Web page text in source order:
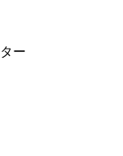
ー